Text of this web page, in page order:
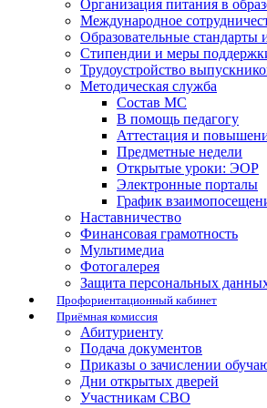
Организация питания в
Международное
Образовательные стандарты
Стипендии и меры
Трудоустройство
Методическая служба
Состав МС
В помощь педагогу
Аттестация и
Предметные недели
Открытые уроки: ЭОР
Электронные порталы
График
Наставничество
Финансовая грамотность
Мультимедиа
Фотогалерея
Защита персональных
Профориентационный кабинет
Приёмная комиссия
Абитуриенту
Подача документов
Приказы о зачислении
Дни открытых дверей
Участникам СВО